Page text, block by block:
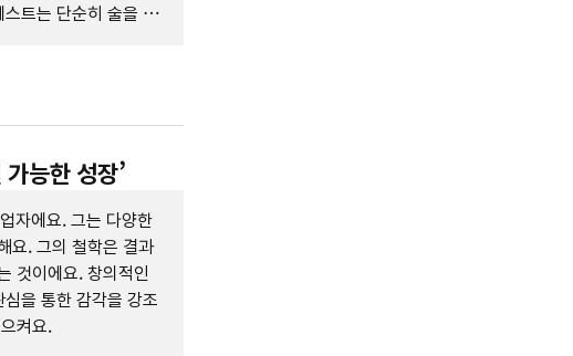
트는 단순히 술을 파
능한 성장’
자에요. 그는 다양한
요. 그의 철학은 결과
것이에요. 창의적인
을 통한 감각을 강조
켜요.